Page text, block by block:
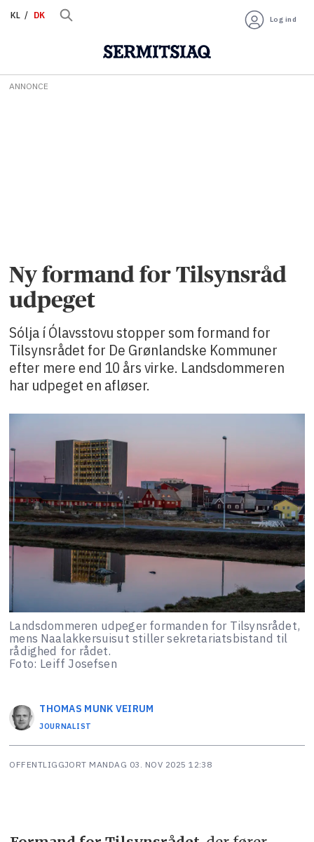
KL DK Log ind
ANNONCE
Ny formand for Tilsynsråd
udpeget
Sólja í Ólavsstovu stopper som formand for
Tilsynsrådet for De Grønlandske Kommuner
efter mere end 10 års virke. Landsdommeren
har udpeget en afløser.
Landsdommeren udpeger formanden for Tilsynsrådet,
mens Naalakkersuisut stiller sekretariatsbistand til
rådighed for rådet.
Foto: Leiff Josefsen
THOMAS MUNK VEIRUM
JOURNALIST
OFFENTLIGGJORT MANDAG 03. NOV 2025 12:38